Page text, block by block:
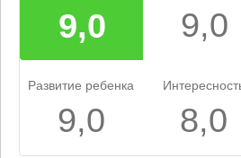
9,0 9,0
Развитие ребенка
9,0 8,0